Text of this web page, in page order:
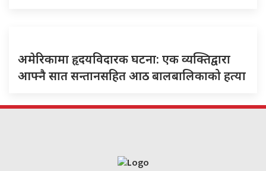
अमेरिकामा हृदयविदारक घटना: एक व्यक्तिद्वारा
आफ्नै सात सन्तानसहित आठ बालबालिकाको हत्या